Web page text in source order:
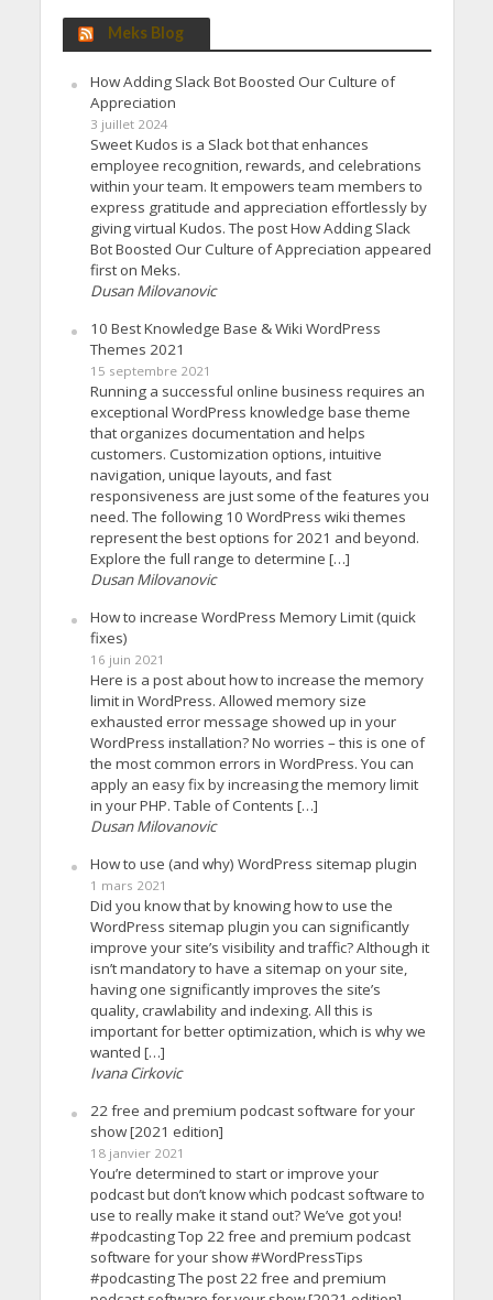
Meks Blog
How Adding Slack Bot Boosted Our Culture of
Appreciation
3 juillet 2024
Sweet Kudos is a Slack bot that enhances
employee recognition, rewards, and celebrations
within your team. It empowers team members to
express gratitude and appreciation effortlessly by
giving virtual Kudos. The post How Adding Slack
Bot Boosted Our Culture of Appreciation appeared
first on Meks.
Dusan Milovanovic
10 Best Knowledge Base & Wiki WordPress
Themes 2021
15 septembre 2021
Running a successful online business requires an
exceptional WordPress knowledge base theme
that organizes documentation and helps
customers. Customization options, intuitive
navigation, unique layouts, and fast
responsiveness are just some of the features you
need. The following 10 WordPress wiki themes
represent the best options for 2021 and beyond.
Explore the full range to determine […]
Dusan Milovanovic
How to increase WordPress Memory Limit (quick
fixes)
16 juin 2021
Here is a post about how to increase the memory
limit in WordPress. Allowed memory size
exhausted error message showed up in your
WordPress installation? No worries – this is one of
the most common errors in WordPress. You can
apply an easy fix by increasing the memory limit
in your PHP. Table of Contents […]
Dusan Milovanovic
How to use (and why) WordPress sitemap plugin
1 mars 2021
Did you know that by knowing how to use the
WordPress sitemap plugin you can significantly
improve your site’s visibility and traffic? Although it
isn’t mandatory to have a sitemap on your site,
having one significantly improves the site’s
quality, crawlability and indexing. All this is
important for better optimization, which is why we
wanted […]
Ivana Cirkovic
22 free and premium podcast software for your
show [2021 edition]
18 janvier 2021
You’re determined to start or improve your
podcast but don’t know which podcast software to
use to really make it stand out? We’ve got you!
#podcasting Top 22 free and premium podcast
software for your show #WordPressTips
#podcasting The post 22 free and premium